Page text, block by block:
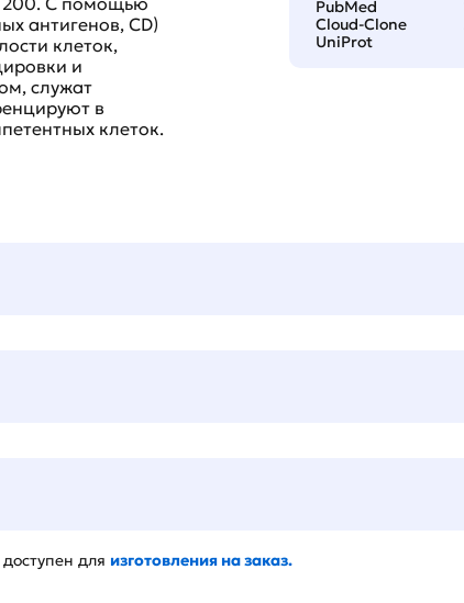
PubMed
Cloud-Clone
UniProt
антигенов, CD)
клеток,
и
служат
в
клеток.
для изготовления на заказ.